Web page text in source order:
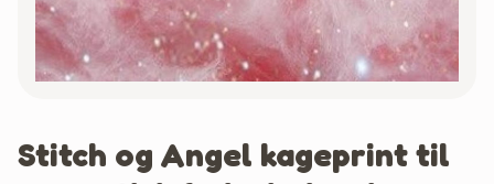
Stitch og Angel kageprint til